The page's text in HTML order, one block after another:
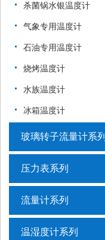
杀菌锅水银温度计
气象专用温度计
石油专用温度计
烧烤温度计
水族温度计
冰箱温度计
玻璃转子流量计系列
压力表系列
流量计系列
温湿度计系列